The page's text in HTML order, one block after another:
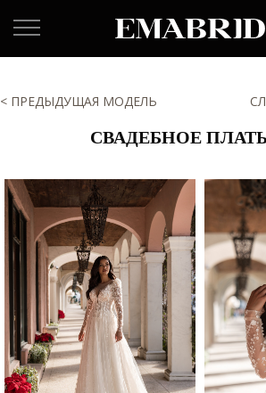
< ПРЕДЫДУЩАЯ МОДЕЛЬ
СВАДЕБНОЕ